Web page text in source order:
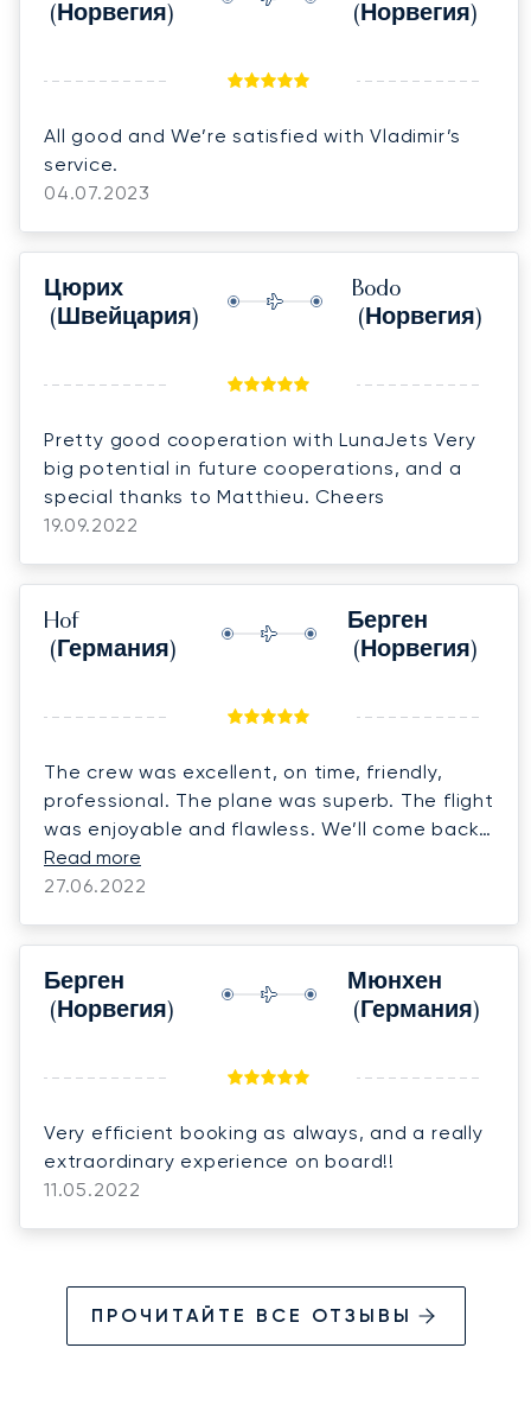
(Норвегия)
(Норвегия)
All good and We’re satisfied with Vladimir’s
service.
04.07.2023
Цюрих
(Швейцария)
Bodo
(Норвегия)
Pretty good cooperation with LunaJets Very
big potential in future cooperations, and a
special thanks to Matthieu. Cheers
19.09.2022
Hof
(Германия)
Берген
(Норвегия)
The crew was excellent, on time, friendly,
professional. The plane was superb. The flight
was enjoyable and flawless. We’ll come back.
Many thanks.
Read more
27.06.2022
Берген
(Норвегия)
Мюнхен
(Германия)
Very efficient booking as always, and a really
extraordinary experience on board!!
11.05.2022
ПРОЧИТАЙТЕ ВСЕ ОТЗЫВЫ